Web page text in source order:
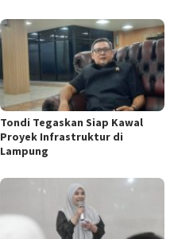
Tondi Tegaskan Siap Kawal
Proyek Infrastruktur di
Lampung